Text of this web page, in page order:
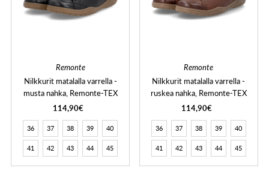
Remonte
Nilkkurit matalalla varrella -
musta nahka, Remonte-TEX
114,90€
36 37 38 39 40
41 42 43 44 45
Remonte
Nilkkurit matalalla varrella -
ruskea nahka, Remonte-TEX
114,90€
36 37 38 39 40
41 42 43 44 45